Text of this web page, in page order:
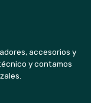
accesorios y
y contamos